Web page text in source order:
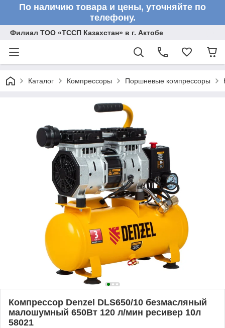
По наличию товара и цены, уточняйте по
телефону.
Филиал ТОО «ТССП Казахстан» в г. Актобе
Каталог Компрессоры Поршневые компрессоры
Компрессор Denzel DLS650/10 безмасляный
малошумный 650Вт 120 л/мин ресивер 10л
58021